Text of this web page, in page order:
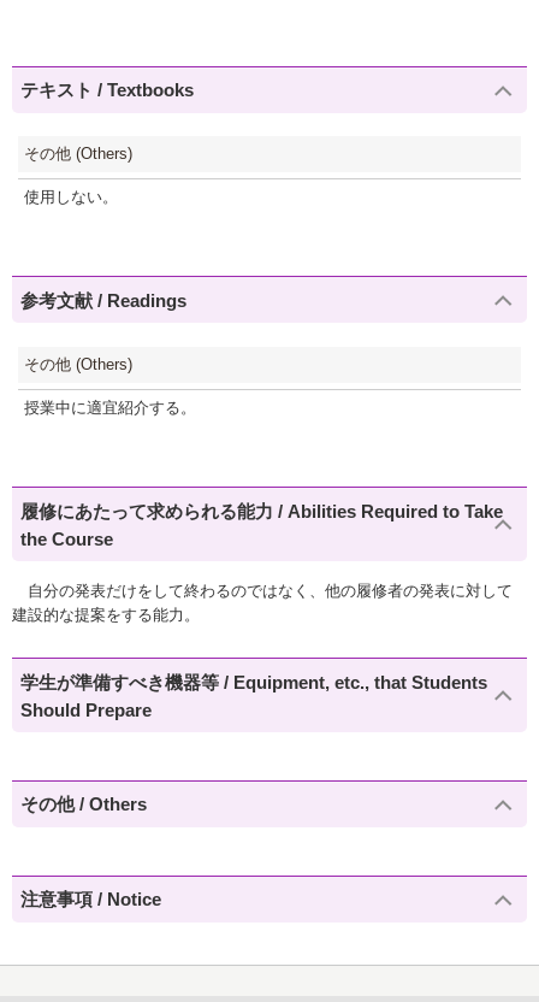
テキスト / Textbooks
その他 (Others)
使用しない。
参考文献 / Readings
その他 (Others)
授業中に適宜紹介する。
履修にあたって求められる能力 / Abilities Required to Take
the Course
自分の発表だけをして終わるのではなく、他の履修者の発表に対して
建設的な提案をする能力。
学生が準備すべき機器等 / Equipment, etc., that Students
Should Prepare
その他 / Others
注意事項 / Notice